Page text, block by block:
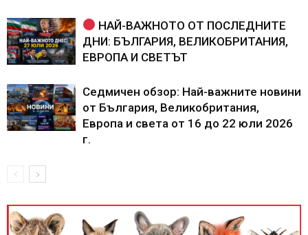
НАЙ-ВАЖНОТО ОТ ПОСЛЕДНИТЕ
ДНИ: БЪЛГАРИЯ, ВЕЛИКОБРИТАНИЯ,
ЕВРОПА И СВЕТЪТ
Седмичен обзор: Най-важните новини
от България, Великобритания,
Европа и света от 16 до 22 юли 2026
г.